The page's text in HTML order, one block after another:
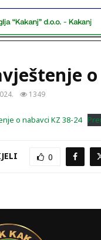
1349
o nabavci KZ 38-24
0